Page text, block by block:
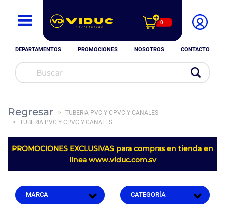
0
DEPARTAMENTOS PROMOCIONES NOSOTROS CONTACTO
Regresar
TUBERIA PVC Y CPVC Y CANALES
TUBERIA PVC Y CPVC Y CANALES
PROMOCIONES EXCLUSIVAS para compras en tienda en
línea www.viduc.com.sv